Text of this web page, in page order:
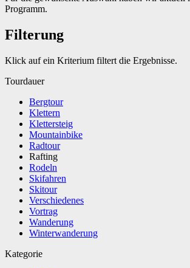
Programm.
Filterung
Klick auf ein Kriterium filtert die Ergebnisse.
Tourdauer
Bergtour
Klettern
Klettersteig
Mountainbike
Radtour
Rafting
Rodeln
Skifahren
Skitour
Verschiedenes
Vortrag
Wanderung
Winterwanderung
Kategorie